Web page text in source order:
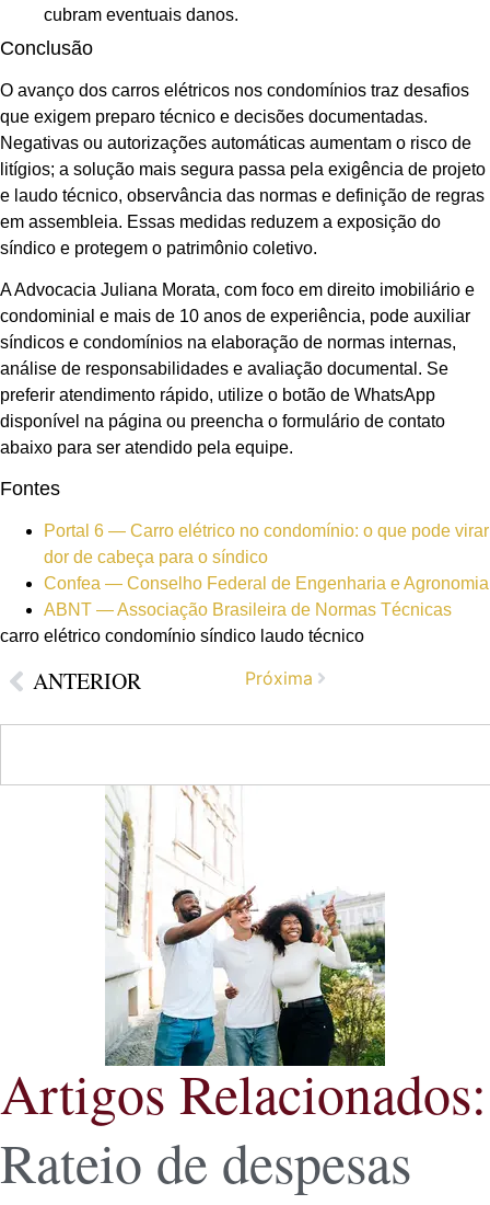
cubram eventuais danos.
Conclusão
O avanço dos carros elétricos nos condomínios traz desafios
que exigem preparo técnico e decisões documentadas.
Negativas ou autorizações automáticas aumentam o risco de
litígios; a solução mais segura passa pela exigência de projeto
e laudo técnico, observância das normas e definição de regras
em assembleia. Essas medidas reduzem a exposição do
síndico e protegem o patrimônio coletivo.
A Advocacia Juliana Morata, com foco em direito imobiliário e
condominial e mais de 10 anos de experiência, pode auxiliar
síndicos e condomínios na elaboração de normas internas,
análise de responsabilidades e avaliação documental. Se
preferir atendimento rápido, utilize o botão de WhatsApp
disponível na página ou preencha o formulário de contato
abaixo para ser atendido pela equipe.
Fontes
Portal 6 — Carro elétrico no condomínio: o que pode virar
dor de cabeça para o síndico
Confea — Conselho Federal de Engenharia e Agronomia
ABNT — Associação Brasileira de Normas Técnicas
carro elétrico condomínio síndico laudo técnico
ANTERIOR Próxima
Artigos Relacionados:
Rateio de despesas